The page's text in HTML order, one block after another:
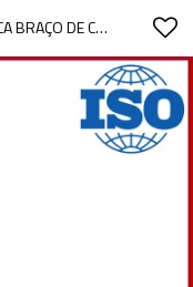
PEÇAS DE SUSPENSÃO AUTOMÁTICA BRAÇO DE CONTROLE DE BOA QUALIDADE